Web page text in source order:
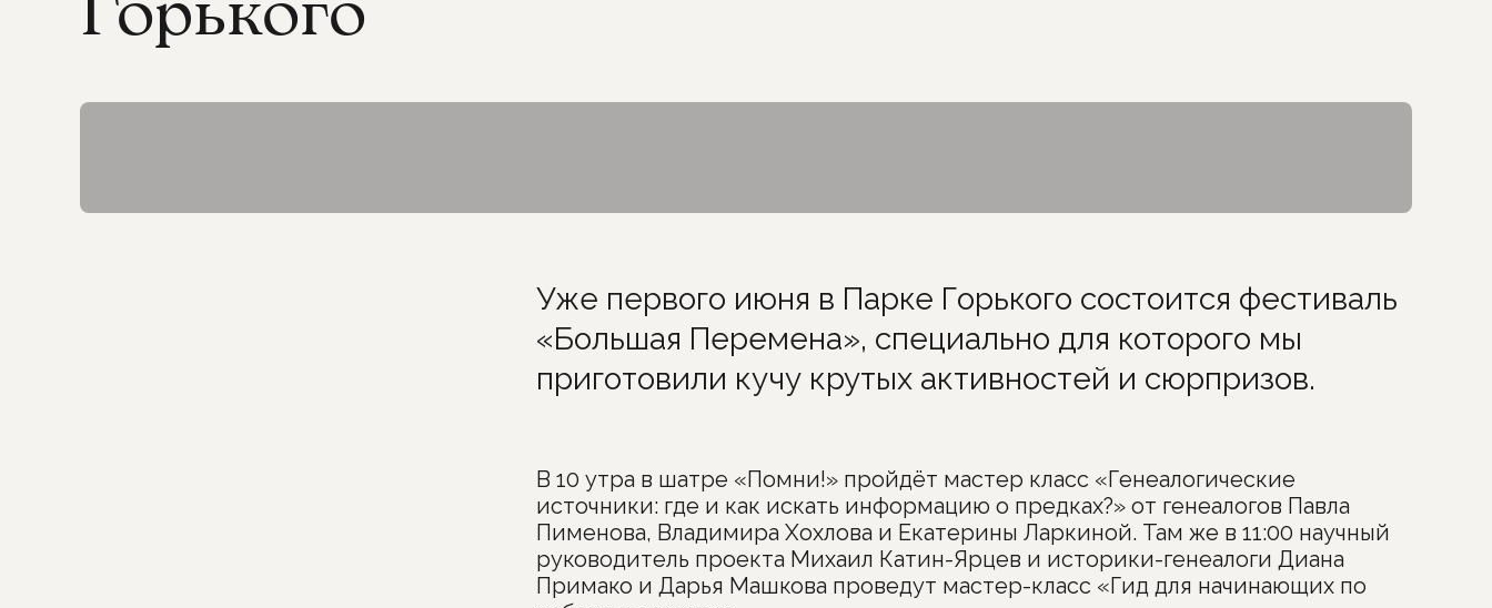
Горького
Уже первого июня в Парке Горького состоится фестиваль
«Большая Перемена», специально для которого мы
приготовили кучу крутых активностей и сюрпризов. ⠀
В 10 утра в шатре «Помни!» пройдёт мастер класс «Генеалогические
источники: где и как искать информацию о предках?» от генеалогов Павла
Пименова, Владимира Хохлова и Екатерины Ларкиной. Там же в 11:00 научный
руководитель проекта Михаил Катин-Ярцев и историки-генеалоги Диана
Примако и Дарья Машкова проведут мастер-класс «Гид для начинающих по